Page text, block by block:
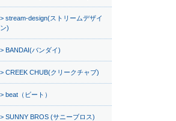
stream-design(ストリームデザイ
ン)
BANDAI(バンダイ)
CREEK CHUB(クリークチャブ)
beat（ビート）
SUNNY BROS (サニーブロス)